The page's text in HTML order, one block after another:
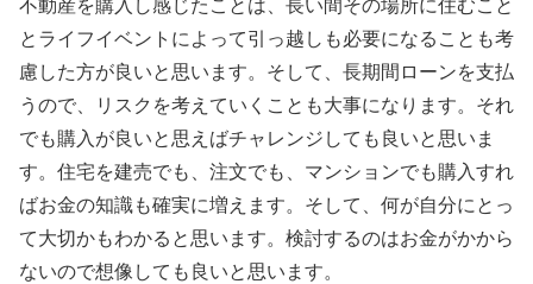
不動産を購入し感じたことは、長い間その場所に住むこと
とライフイベントによって引っ越しも必要になることも考
慮した方が良いと思います。そして、長期間ローンを支払
うので、リスクを考えていくことも大事になります。それ
でも購入が良いと思えばチャレンジしても良いと思いま
す。住宅を建売でも、注文でも、マンションでも購入すれ
ばお金の知識も確実に増えます。そして、何が自分にとっ
て大切かもわかると思います。検討するのはお金がかから
ないので想像しても良いと思います。